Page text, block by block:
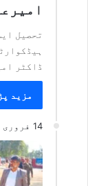
تحصیل
ڈاکٹر
مزید
14 فروری